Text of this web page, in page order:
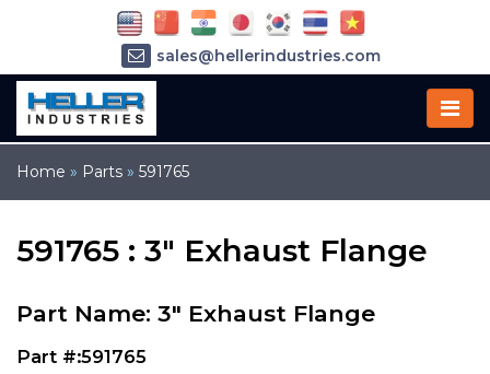
Home » Parts » 591765
591765 : 3" Exhaust Flange
Part Name: 3" Exhaust Flange
Part #:591765
sales@hellerindustries.com
service@hellerindustries.com